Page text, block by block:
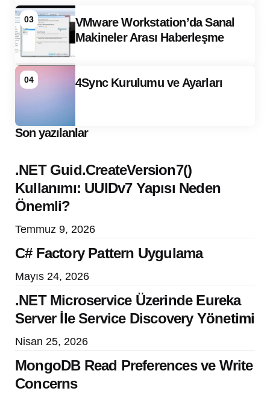
03
VMware Workstation’da Sanal
Makineler Arası Haberleşme
04 4Sync Kurulumu ve Ayarları
Son yazılanlar
.NET Guid.CreateVersion7()
Kullanımı: UUIDv7 Yapısı Neden
Önemli?
Temmuz 9, 2026
C# Factory Pattern Uygulama
Mayıs 24, 2026
.NET Microservice Üzerinde Eureka
Server İle Service Discovery Yönetimi
Nisan 25, 2026
MongoDB Read Preferences ve Write
Concerns